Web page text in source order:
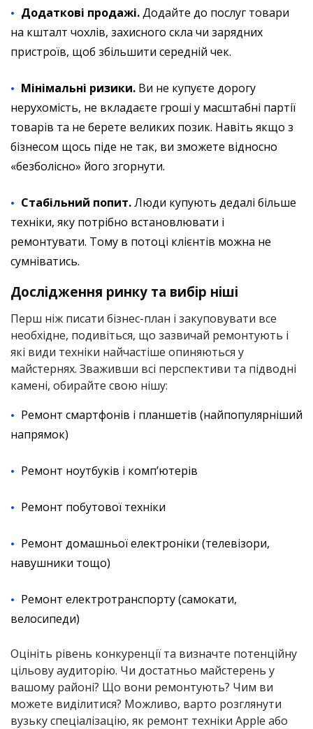
Додаткові продажі.Додайте до послуг товари
на кшталт чохлів, захисного скла чи зарядних
пристроїв, щоб збільшити середній чек.
Мінімальні ризики. Ви не купуєте дорогу
нерухомість, не вкладаєте гроші у масштабні партії
товарів та не берете великих позик. Навіть якщо з
бізнесом щось піде не так, ви зможете відносно
«безболісно» його згорнути.
Стабільний попит.Люди купують дедалі більше
техніки, яку потрібно встановлювати і
ремонтувати. Тому в потоці клієнтів можна не
сумніватись.
Дослідження ринку та вибір ніші
Перш ніж писати бізнес-план і закуповувати все
необхідне, подивіться, що зазвичай ремонтують і
які види техніки найчастіше опиняються у
майстернях. Зваживши всі перспективи та підводні
камені, обирайте свою нішу:
Ремонт смартфонів і планшетів (найпопулярніший
напрямок)
Ремонт ноутбуків і компʼютерів
Ремонт побутової техніки
Ремонт домашньої електроніки (телевізори,
навушники тощо)
Ремонт електротранспорту (самокати,
велосипеди)
Оцініть рівень конкуренції та визначте потенційну
цільову аудиторію. Чи достатньо майстерень у
вашому районі? Що вони ремонтують? Чим ви
можете виділитися? Можливо, варто розглянути
вузьку спеціалізацію, як ремонт техніки Apple або